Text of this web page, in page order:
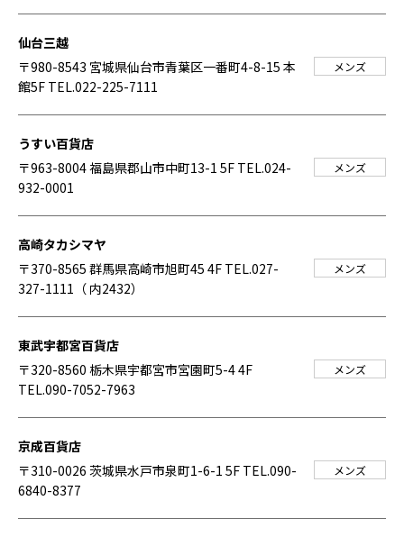
仙台三越
〒980-8543 宮城県仙台市青葉区一番町4-8-15 本
館5F TEL.022-225-7111
メンズ
うすい百貨店
〒963-8004 福島県郡山市中町13-1 5F TEL.024-
932-0001
メンズ
高崎タカシマヤ
〒370-8565 群馬県高崎市旭町45 4F TEL.027-
327-1111（ 内2432）
メンズ
東武宇都宮百貨店
〒320-8560 栃木県宇都宮市宮園町5-4 4F
TEL.090-7052-7963
メンズ
京成百貨店
〒310-0026 茨城県水戸市泉町1-6-1 5F TEL.090-
6840-8377
メンズ